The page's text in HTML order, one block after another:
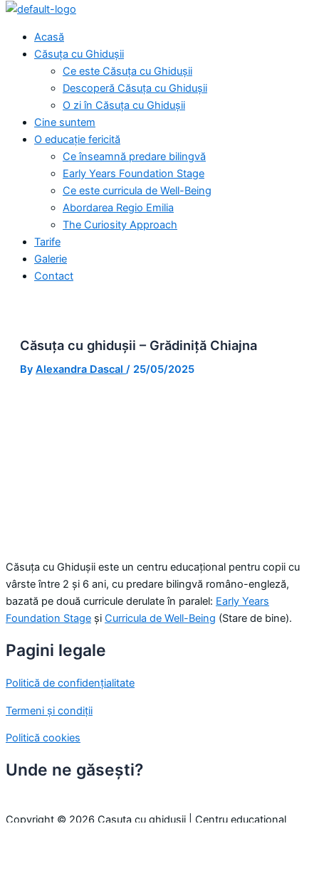
Acasă
Căsuța cu Ghidușii
Ce este Căsuța cu Ghidușii
Descoperă Căsuța cu Ghidușii
O zi în Căsuța cu Ghidușii
Cine suntem
O educație fericită
Ce înseamnă predare bilingvă
Early Years Foundation Stage
Ce este curricula de Well-Being
Abordarea Regio Emilia
The Curiosity Approach
Tarife
Galerie
Contact
Căsuța cu ghidușii – Grădiniță Chiajna
By Alexandra Dascal / 25/05/2025
Căsuța cu Ghidușii este un centru educațional pentru copii cu
vârste între 2 și 6 ani, cu predare bilingvă româno-engleză,
bazată pe două curricule derulate în paralel: Early Years
Foundation Stage și Curricula de Well-Being (Stare de bine).
Pagini legale
Politică de confidențialitate
Termeni și condiții
Politică cookies
Unde ne găsești?
Copyright © 2026 Casuta cu ghidusii | Centru educațional